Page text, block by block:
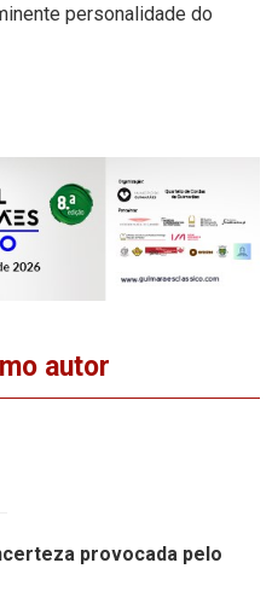
personalidade do
autor
provocada pelo